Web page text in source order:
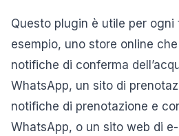
Questo plugin è utile per ogni
esempio, uno store online
notifiche di conferma
WhatsApp, un sito di
notifiche di prenotazione e
WhatsApp, o un sito web di